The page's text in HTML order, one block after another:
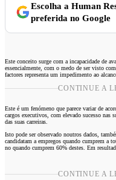
Escolha a Human
preferida no Google
Este conceito surge com a incapacidade de
essencialmente, com o medo de ser visto
factores representa um impedimento ao
CONTINUE A
Este é um fenómeno que parece variar de
cargos executivos, com elevado sucesso nas
das suas carreiras.
Isto pode ser observado noutros dados,
candidatam a empregos quando cumprem a
no quando cumprem 60% destes. Em
CONTINUE A